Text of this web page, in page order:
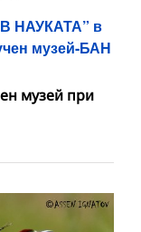
НАУКАТА” в
музей-БАН
музей при